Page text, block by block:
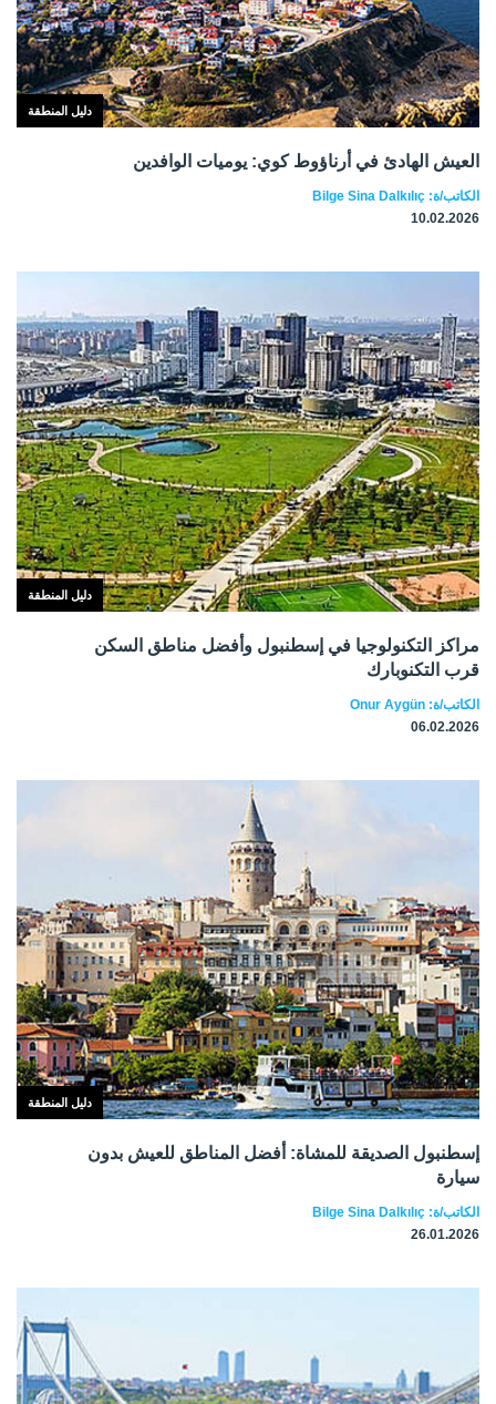
دليل المنطقة
العيش الهادئ في أرناؤوط كوي: يوميات الوافدين
الكاتب/ة: Bilge Sina Dalkılıç
10.02.2026
دليل المنطقة
مراكز التكنولوجيا في إسطنبول وأفضل مناطق السكن
قرب التكنوبارك
الكاتب/ة: Onur Aygün
06.02.2026
دليل المنطقة
إسطنبول الصديقة للمشاة: أفضل المناطق للعيش بدون
سيارة
الكاتب/ة: Bilge Sina Dalkılıç
26.01.2026